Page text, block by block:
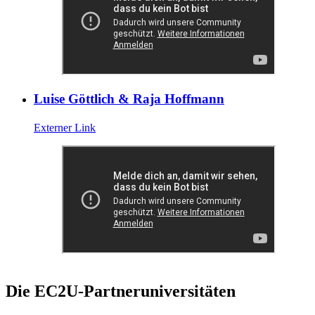
Luise Göttlich & Raja Hoffmann
Externer Link
Die EC2U-Partneruniversitäten